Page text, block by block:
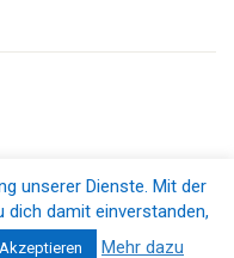
|Impressum & Datenschutz
unserer Dienste. Mit der
dich damit einverstanden,
Akzeptieren Mehr dazu